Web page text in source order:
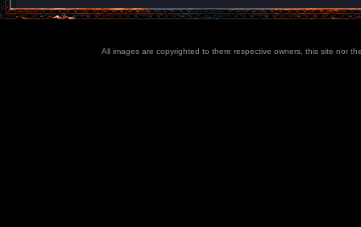
All images are copyrighted to there respective owners, this site nor